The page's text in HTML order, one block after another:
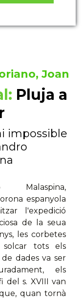
Joan
Pluja a
impossible
Malaspina,
espanyola
l'expedició
de la seua
les corbetes
solcar tots els
dades va ser
els
del s. XVIII van
quan tornà